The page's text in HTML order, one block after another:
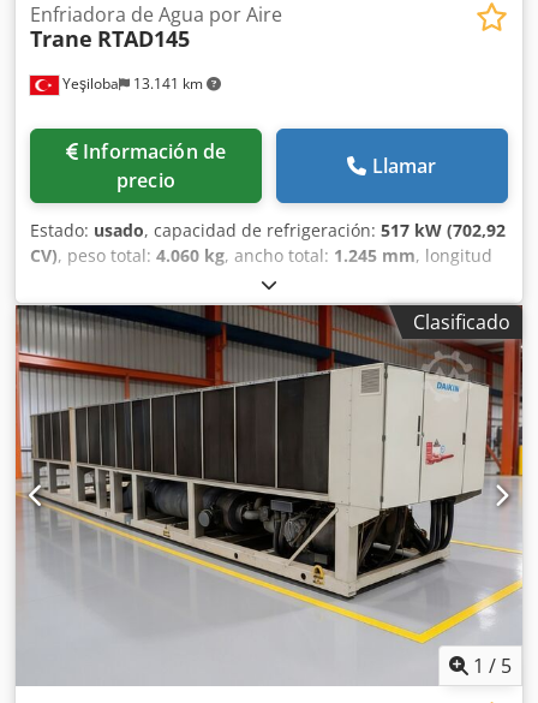
Yeşiloba 13.141 km
Enfriadora de Agua por Aire
Trane RTAD145
Información de
precio
Llamar
Estado: usado, capacidad de refrigeración: 517 kW (702,92
CV), peso total: 4.060 kg, ancho total: 1.245 mm, longitud
, altura total:3.302 mm
ENFRIADOR Fabricante: Trane Modelo: RTAD145 Tipo de
máquina: Enfriador industrial refrigerado por aire
Capacidad de enfriamiento: 517 kW / 444 620 kcal/h
Estado: Usado – Listo para su funcionamiento Ubicación:
Planta de reciclaje Ecosaycil, Turquía ESPECIFICACIONES
TÉCNICAS Compresor: Trane CHHP0L2TKJ0N069A
Evaporador: Tubo y carcasa Condensador: Tubo de cobre /
Aleta de aluminio Caudal de agua: 103,4 m³/h
Refrigerante: R134a Sistema de control: Trane
Dimensiones: 5351 × 1245 × 3302 mm Peso: 4060 kg
DESCRIPCIÓN Enfriador industrial refrigerado por aire
Trane RTAD145 usado, con una capacidad de enfriamiento
nominal de 517 kW, ofrecido en venta por Özsayın
Soğutma, un especialista en enfriamiento industrial
aplicaciones industriales y de enfriamiento de procesos
Clasificado
1 / 5